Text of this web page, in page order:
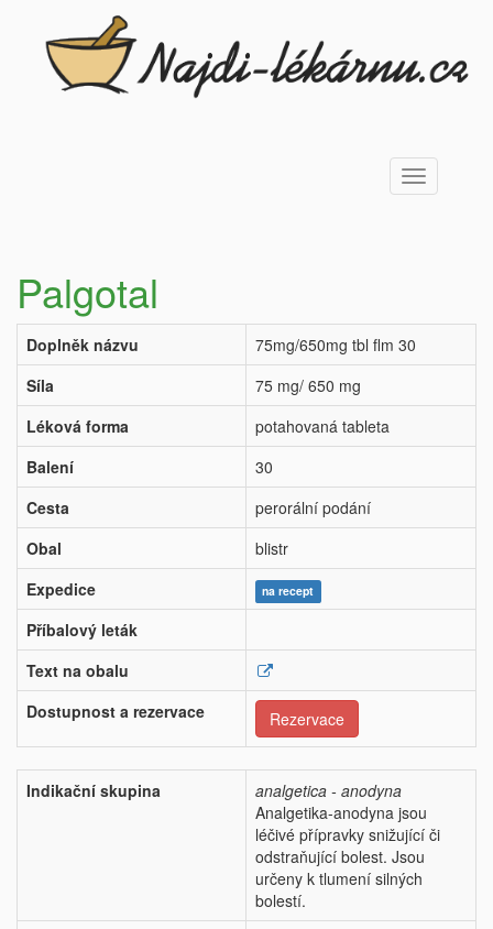
Toggle
navigation
Palgotal
Doplněk názvu
75mg/650mg tbl flm 30
Síla
75 mg/ 650 mg
Léková forma
potahovaná tableta
Balení
30
Cesta
perorální podání
Obal
blistr
Expedice
na recept
Příbalový leták
Text na obalu
Dostupnost a rezervace
Rezervace
Indikační skupina
analgetica - anodyna
Analgetika-anodyna jsou
léčivé přípravky snižující či
odstraňující bolest. Jsou
určeny k tlumení silných
bolestí.